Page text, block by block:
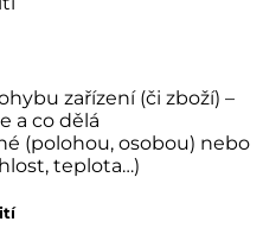
zařízení (či zboží) –
a co dělá
(polohou, osobou) nebo
teplota…)